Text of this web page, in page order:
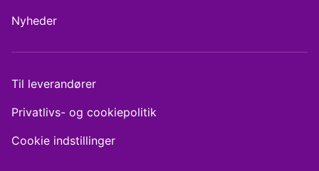
Nyheder
Til leverandører
Privatlivs- og cookiepolitik
Cookie indstillinger